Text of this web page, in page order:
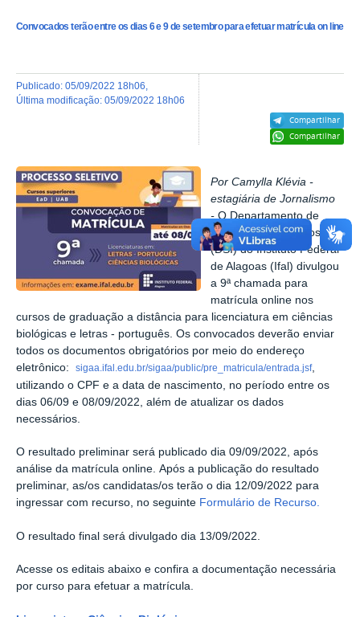
Convocados terão entre os dias 6 e 9 de setembro para efetuar matrícula on line
Compartilhar
Compartilhar
publicado: 05/09/2022 18h06
última modificação: 05/09/2022 18h06
Por Camylla Klévia -
estagiária de Jornalismo
-O Departamento de
Seleção de Ingressos
(DSI) do Instituto Federal
de Alagoas (Ifal) divulgou
a 9ª chamada para
matrícula online nos
cursos de graduação a distância para licenciatura em ciências
biológicas e letras - português. Os convocados deverão enviar
todos os documentos obrigatórios por meio do endereço
eletrônico: sigaa.ifal.edu.br/sigaa/public/pre_matricula/entrada.jsf,
utilizando o CPF e a data de nascimento, no período entre os
dias 06/09 e 08/09/2022, além de atualizar os dados
necessários.
O resultado preliminar será publicado dia 09/09/2022, após
análise da matrícula online. Após a publicação do resultado
preliminar, as/os candidatas/os terão o dia 12/09/2022 para
ingressar com recurso, no seguinte Formulário de Recurso.
O resultado final será divulgado dia 13/09/2022.
Acesse os editais abaixo e confira a documentação necessária
por curso para efetuar a matrícula.